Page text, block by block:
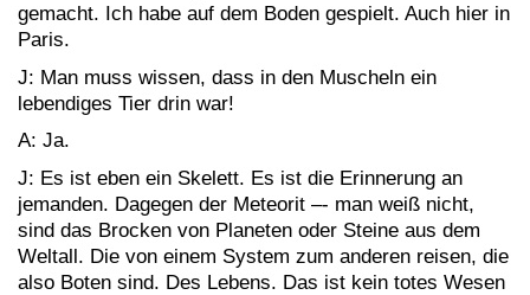
gemacht. Ich habe auf dem Boden gespielt. Auch hier in
Paris.
J: Man muss wissen, dass in den Muscheln ein
lebendiges Tier drin war!
A: Ja.
J: Es ist eben ein Skelett. Es ist die Erinnerung an
jemanden. Dagegen der Meteorit –- man weiß nicht,
sind das Brocken von Planeten oder Steine aus dem
Weltall. Die von einem System zum anderen reisen, die
also Boten sind. Des Lebens. Das ist kein totes Wesen